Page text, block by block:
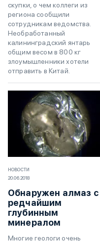
скупки, о чем коллеги из
региона сообщили
сотрудникам ведомства.
Необработанный
калининградский янтарь
общим весом в 800 кг
злоумышленники хотели
отправить в Китай.
НОВОСТИ
20.06.2018
Обнаружен алмаз с
редчайшим
глубинным
минералом
Многие геологи очень